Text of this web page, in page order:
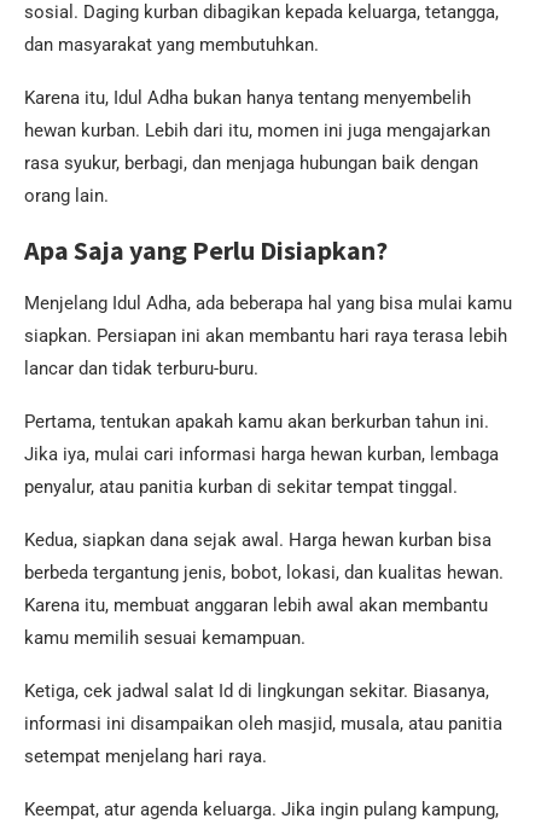
sosial. Daging kurban dibagikan kepada keluarga, tetangga,
dan masyarakat yang membutuhkan.
Karena itu, Idul Adha bukan hanya tentang menyembelih
hewan kurban. Lebih dari itu, momen ini juga mengajarkan
rasa syukur, berbagi, dan menjaga hubungan baik dengan
orang lain.
Apa Saja yang Perlu Disiapkan?
Menjelang Idul Adha, ada beberapa hal yang bisa mulai kamu
siapkan. Persiapan ini akan membantu hari raya terasa lebih
lancar dan tidak terburu-buru.
Pertama, tentukan apakah kamu akan berkurban tahun ini.
Jika iya, mulai cari informasi harga hewan kurban, lembaga
penyalur, atau panitia kurban di sekitar tempat tinggal.
Kedua, siapkan dana sejak awal. Harga hewan kurban bisa
berbeda tergantung jenis, bobot, lokasi, dan kualitas hewan.
Karena itu, membuat anggaran lebih awal akan membantu
kamu memilih sesuai kemampuan.
Ketiga, cek jadwal salat Id di lingkungan sekitar. Biasanya,
informasi ini disampaikan oleh masjid, musala, atau panitia
setempat menjelang hari raya.
Keempat, atur agenda keluarga. Jika ingin pulang kampung,